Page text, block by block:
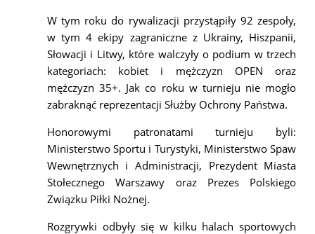
W tym roku do rywalizacji przystąpiły 92 zespoły,
w tym 4 ekipy zagraniczne z Ukrainy, Hiszpanii,
Słowacji i Litwy, które walczyły o podium w trzech
kategoriach: kobiet i mężczyzn OPEN oraz
mężczyzn 35+. Jak co roku w turnieju nie mogło
zabraknąć reprezentacji Służby Ochrony Państwa.
Honorowymi patronatami turnieju byli:
Ministerstwo Sportu i Turystyki, Ministerstwo Spaw
Wewnętrznych i Administracji, Prezydent Miasta
Stołecznego Warszawy oraz Prezes Polskiego
Związku Piłki Nożnej.
Rozgrywki odbyły się w kilku halach sportowych